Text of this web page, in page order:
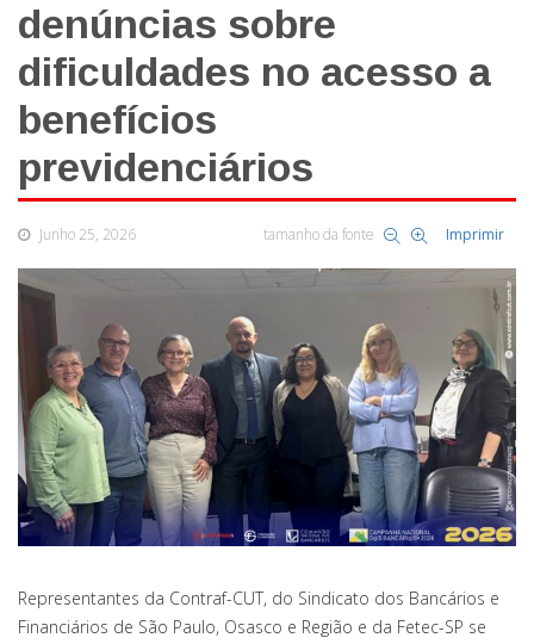
denúncias sobre
dificuldades no acesso a
benefícios
previdenciários
Junho 25, 2026 tamanho da fonte Imprimir
Representantes da Contraf-CUT, do Sindicato dos Bancários e
Financiários de São Paulo, Osasco e Região e da Fetec-SP se